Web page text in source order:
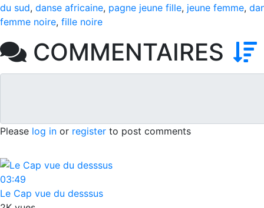
du sud, danse africaine, pagne jeune fille, jeune femme,
femme noire, fille noire
COMMENTAIRES
Please log in or register to post comments
03:49
Le Cap vue du desssus